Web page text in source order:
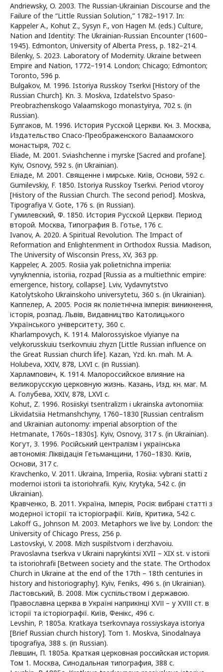
Andriewsky, O. 2003. The Russian-Ukrainian Discourse and the
Failure of the “Little Russian Solution,” 1782–1917. In:
Kappeler A., Kohut Z., Sysyn F., von Hagen M. (eds.) Culture,
Nation and Identity: The Ukrainian-Russian Encounter (1600–
1945). Edmonton, University of Alberta Press, p. 182–214.
Bilenky, S. 2023. Laboratory of Modernity. Ukraine between
Empire and Nation, 1772–1914. London; Chicago; Edmonton;
Toronto, 596 p.
Bulgakov, M. 1996. Istoriya Russkoy Tserkvi [History of the
Russian Church]. Kn. 3. Moskva, Izdatelstvo Spaso-
Preobrazhenskogo Valaamskogo monastyirya, 702 s. (in
Russian).
Булгаков, М. 1996. История Русской Церкви. Кн. 3. Москва,
Издательство Спасо-Преображенского Валаамского
монастыря, 702 с.
Eliade, M. 2001. Sviashchenne i myrske [Sacred and profane].
Kyiv, Osnovy, 592 s. (in Ukrainian).
Еліаде, М. 2001. Священне і мирське. Київ, Основи, 592 с.
Gumilevskiy, F. 1850. Istoriya Russkoy Tserkvi. Period vtoroy
[History of the Russian Church. The second period]. Moskva,
Tipografiya V. Gote, 176 s. (in Russian).
Гумилевский, Ф. 1850. История Русской Церкви. Период
второй. Москва, Типография В. Готье, 176 с.
Ivanov, A. 2020. A Spiritual Revolution. The Impact of
Reformation and Enlightenment in Orthodox Russia. Madison,
The University of Wisconsin Press, XV, 363 pp.
Kappeler, A. 2005. Rosiia yak polietnichna imperiia:
vynyknennia, istoriia, rozpad [Russia as a multiethnic empire:
emergence, history, collapse]. Lviv, Vydavnytstvo
Katolytskoho Ukrainskoho universytetu, 360 s. (in Ukrainian).
Каппелер, А. 2005. Росія як поліетнічна імперія: виникнення,
історія, розпад. Львів, Видавництво Католицького
Українського університету, 360 с.
Kharlampovych, K. 1914. Malorossyiskoe vlyianye na
velykorusskuiu tserkovnuiu zhyzn [Little Russian influence on
the Great Russian church life]. Kazan, Yzd. kn. mah. M. A.
Holubeva, XXIV, 878, LXVI c. (in Russian).
Харлампович, К. 1914. Малороссийское влияние на
великорусскую церковную жизнь. Казань, Изд. кн. маг. М.
А. Голубева, XXIV, 878, LXVI c.
Kohut, Z. 1996. Rosiiskyi tsentralizm i ukrainska avtonomiia:
Likvidatsiia Hetmanshchyny, 1760–1830 [Russian centralism
and Ukrainian autonomy: imperial absorption of the
Hetmanate, 1760s–1830s]. Kyiv, Osnovy, 317 s. (in Ukrainian).
Когут, З. 1996. Російський централізм і українська
автономія: Ліквідація Гетьманщини, 1760–1830. Київ,
Основи, 317 с.
Kravchenko, V. 2011. Ukraina, Imperiia, Rosiia: vybrani statti z
modernoi istorii ta istoriohrafii. Kyiv, Krytyka, 542 c. (in
Ukrainian).
Кравченко, В. 2011. Україна, Імперія, Росія: вибрані статті з
модерної історії та історіографії. Київ, Критика, 542 c.
Lakoff G., Johnson M. 2003. Metaphors we live by. London: the
University of Chicago Press, 256 p.
Lastovskyi, V. 2008. Mizh suspilstvom i derzhavoiu.
Pravoslavna tserkva v Ukraini naprykintsi XVII – XIX st. v istorii
ta istoriohrafii [Between society and the state. The Orthodox
Church in Ukraine at the end of the 17th – 18th centuries in
history and historiography]. Kyiv, Feniks, 496 s. (in Ukrainian).
Ластовський, В. 2008. Між суспільством і державою.
Православна церква в Україні наприкінці ХVІІ – у ХVІІІ ст. в
історії та історіографії. Київ, Фенікс, 496 с.
Levshin, P. 1805a. Kratkaya tserkovnaya rossiyskaya istoriya
[Brief Russian church history]. Tom 1. Moskva, Sinodalnaya
tipografiya, 388 s. (in Russian).
Левшин, П. 1805а. Краткая церковная российская история.
Том 1. Москва, Синодальная типография, 388 с.